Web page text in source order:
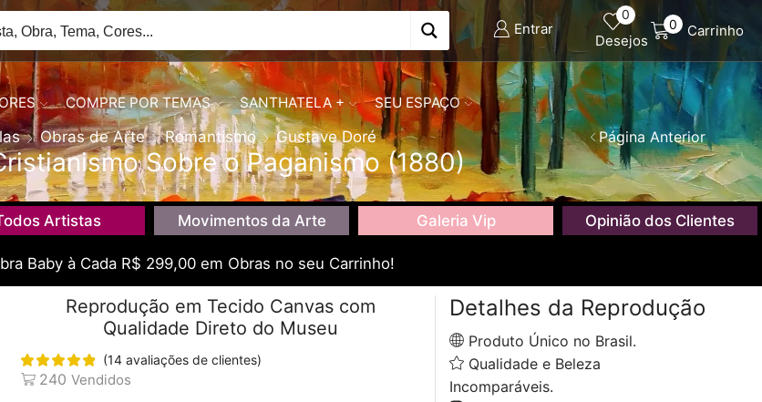
Entrar
0
Desejos
0 Carrinho
COMPRE POR TEMAS SANTHATELA + SEU ESPAÇO
Obras de Arte Romantismo Gustave Doré
Sobre o Paganismo (1880)
Página Anterior
Artistas Movimentos da Arte Galeria Vip Opinião dos Clientes
Baby à Cada R$ 299,00 em Obras no seu Carrinho!
Reprodução em Tecido Canvas com
Qualidade Direto do Museu
(14avaliações de clientes)
240 Vendidos
Detalhes da Reprodução
Produto Único no Brasil.
Qualidade e Beleza
Incomparáveis.